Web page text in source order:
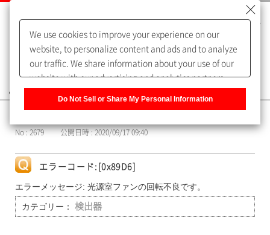
よくあるご質問（FAQ）
No : 2679 公開日時 : 2020/09/17 09:40
エラーコード:[0x89D6]
エラーメッセージ: 光源室ファンの回転不良です。
カテゴリー： 検出器
We use cookies to improve your experience on our
website, to personalize content and ads and to analyze
our traffic. We share information about your use of our
website with our advertising and analytics partners,
of our sharing information about you with our partners.
Information] to customize your cookie settings on our
Do Not Sell or Share My Personal Information